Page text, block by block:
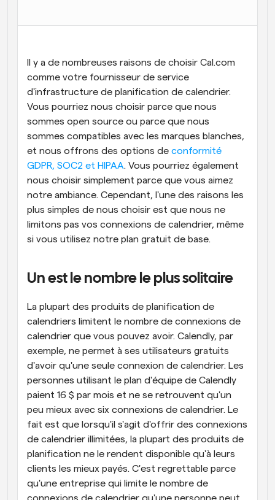
Programmation surpuissante avec des appels
Blog
jour
Réunions instantanées
Rencontrez des clients en quelques minutes
Liens de groupe dynamique
Réservez facilement des réunions avec plusieurs
personnes
Webhooks
Soyez informé lorsque quelque chose se passe
Il y a de nombreuses raisons de choisir Cal.com
comme votre fournisseur de service
d'infrastructure de planification de calendrier.
Vous pourriez nous choisir parce que nous
sommes open source ou parce que nous
sommes compatibles avec les marques blanches,
et nous offrons des options de conformité
GDPR, SOC2 et HIPAA. Vous pourriez également
nous choisir simplement parce que vous aimez
notre ambiance. Cependant, l'une des raisons les
plus simples de nous choisir est que nous ne
limitons pas vos connexions de calendrier, même
si vous utilisez notre plan gratuit de base.
Un est le nombre le plus solitaire
La plupart des produits de planification de
calendriers limitent le nombre de connexions de
calendrier que vous pouvez avoir. Calendly, par
exemple, ne permet à ses utilisateurs gratuits
d'avoir qu'une seule connexion de calendrier. Les
personnes utilisant le plan d'équipe de Calendly
paient 16 $ par mois et ne se retrouvent qu'un
peu mieux avec six connexions de calendrier. Le
fait est que lorsqu'il s'agit d'offrir des connexions
de calendrier illimitées, la plupart des produits de
planification ne le rendent disponible qu'à leurs
clients les mieux payés. C'est regrettable parce
qu'une entreprise qui limite le nombre de